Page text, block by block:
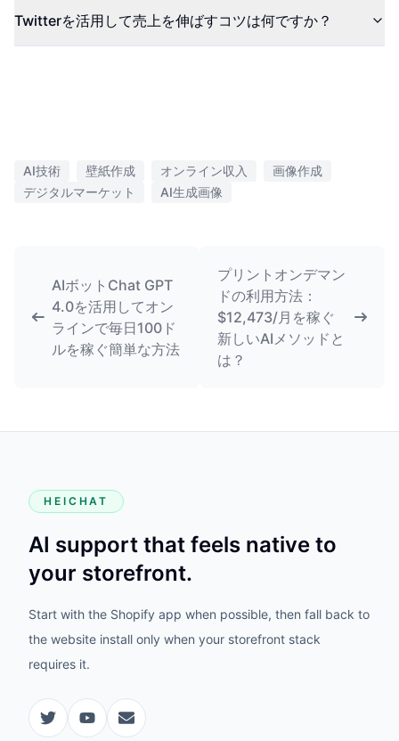
Twitterを活用して売上を伸ばすコツは何ですか？
AI技術 壁紙作成 オンライン収入
画像作成
デジタルマーケット
AI生成画像
AIボットChat GPT
4.0を活用してオン
ラインで毎日100ド
ルを稼ぐ簡単な方法
プリントオンデマン
ドの利用方法：
$12,473/月を稼ぐ
新しいAIメソッドと
は？
HEICHAT
AI support that feels native to
your storefront.
Start with the Shopify app when possible, then fall back to
the website install only when your storefront stack
requires it.